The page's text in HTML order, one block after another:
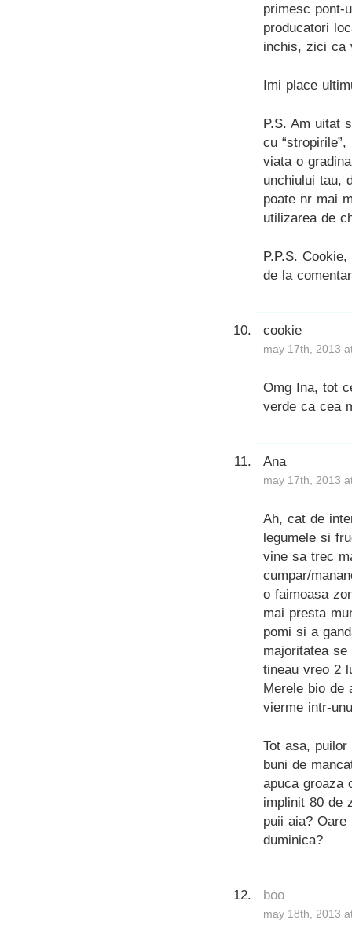
primesc pont-
producatori
inchis, zici ca
Imi place
P.S. Am uitat
cu
viata o
unchiului tau,
poate nr mai
utilizarea de
P.P.S.
de la
cookie
may 17th, 2013
Omg Ina, tot
verde ca cea
Ana
may 17th, 2013
Ah, cat de
legumele si
vine sa trec
cumpar/
o faimoasa
mai presta
pomi si a
majoritatea
tineau vreo 2
Merele bio de
vierme intr-
Tot asa,
buni de
apuca groaza
implinit 80 de
puii aia?
duminica?
boo
may 18th, 2013